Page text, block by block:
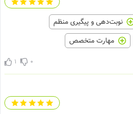
نوبت‌دهی و پیگیری منظم
مهارت متخصص
0
1